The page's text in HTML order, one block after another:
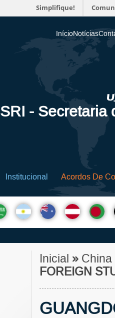
Simplifique!
InícioNotícias
SRI - Secretaria
Institucional Acordos De
Inicial » China
FOREIGN